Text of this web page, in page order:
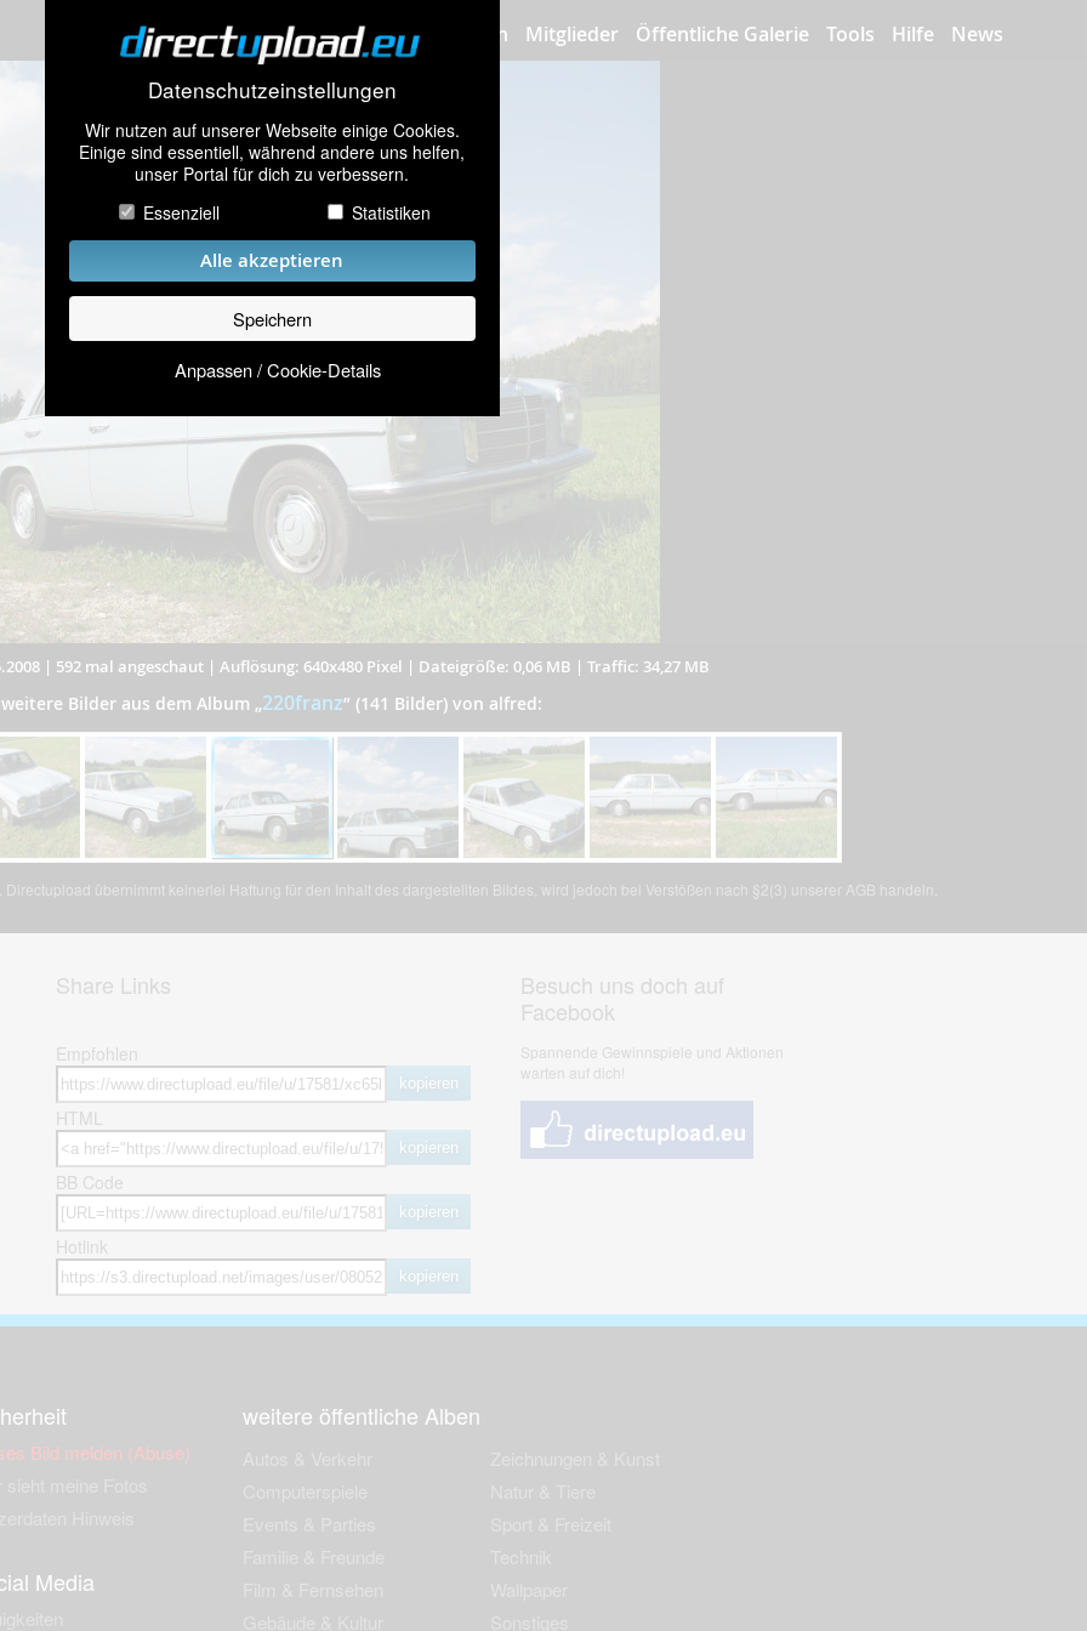
Datenschutzeinstellungen
Wir nutzen auf unserer Webseite einige Cookies.
Einige sind essentiell, während andere uns helfen,
unser Portal für dich zu verbessern.
Essenziell
Statistiken
Alle akzeptieren
Speichern
Anpassen / Cookie-Details
Bilder hochladen Mitglieder Öffentliche Galerie Tools Hilfe News
| 592 mal angeschaut| Auflösung: 640x480 Pixel | Dateigröße: 0,06 MB | Traffic: 34,27 MB
weitere Bilder aus dem Album „220franz” (141 Bilder) von alfred:
übernimmt keinerlei Haftung für den Inhalt des dargestellten Bildes, wird jedoch bei Verstößen nach §2(3) unserer AGB handeln.
Share Links
Empfohlen
kopieren
HTML
kopieren
BB Code
kopieren
Hotlink
kopieren
Besuch uns doch auf
Facebook
Spannende Gewinnspiele und Aktionen
warten auf dich!
Bild melden (Abuse)
Media
weitere öffentliche Alben